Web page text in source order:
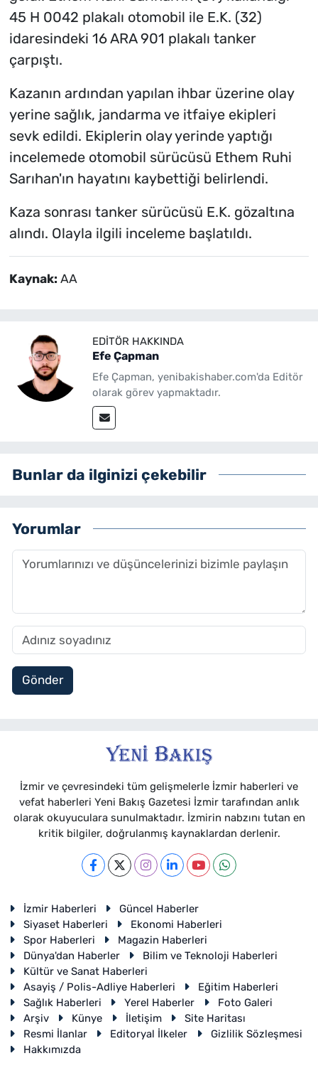
45 H 0042 plakalı otomobil ile E.K. (32)
idaresindeki 16 ARA 901 plakalı tanker
çarpıştı.
Kazanın ardından yapılan ihbar üzerine olay
yerine sağlık, jandarma ve itfaiye ekipleri
sevk edildi. Ekiplerin olay yerinde yaptığı
incelemede otomobil sürücüsü Ethem Ruhi
Sarıhan'ın hayatını kaybettiği belirlendi.
Kaza sonrası tanker sürücüsü E.K. gözaltına
alındı. Olayla ilgili inceleme başlatıldı.
Kaynak: AA
EDITÖR HAKKINDA
Efe Çapman
Efe Çapman, yenibakishaber.com'da Editör
olarak görev yapmaktadır.
Bunlar da ilginizi çekebilir
Yorumlar
Gönder
İzmir ve çevresindeki tüm gelişmelerle İzmir haberleri ve
vefat haberleri Yeni Bakış Gazetesi İzmir tarafından anlık
olarak okuyuculara sunulmaktadır. İzmirin nabzını tutan en
kritik bilgiler, doğrulanmış kaynaklardan derlenir.
İzmir Haberleri
Güncel Haberler
Siyaset Haberleri
Ekonomi Haberleri
Spor Haberleri
Magazin Haberleri
Dünya'dan Haberler
Bilim ve Teknoloji Haberleri
Kültür ve Sanat Haberleri
Asayiş / Polis-Adliye Haberleri
Eğitim Haberleri
Sağlık Haberleri
Yerel Haberler
Foto Galeri
Arşiv
Künye İletişim
Site Haritası
Resmi İlanlar
Editoryal İlkeler
Gizlilik Sözleşmesi
Hakkımızda